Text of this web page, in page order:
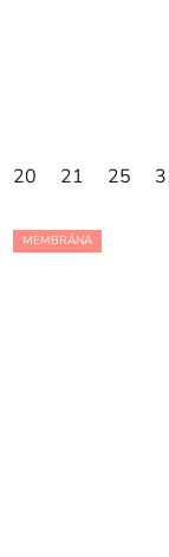
20 21 25
MEMBRÁNA